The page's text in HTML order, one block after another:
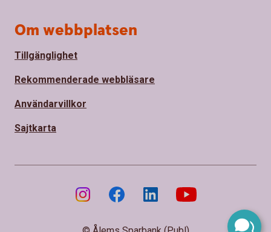
Om webbplatsen
Tillgänglighet
Rekommenderade webbläsare
Användarvillkor
Sajtkarta